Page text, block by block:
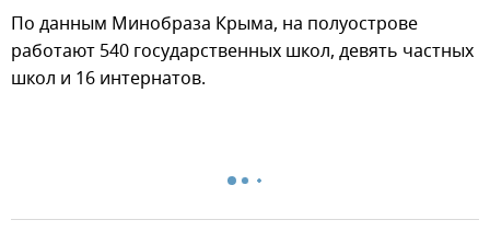
По данным Минобраза Крыма, на полуострове
работают 540 государственных школ, девять частных
школ и 16 интернатов.